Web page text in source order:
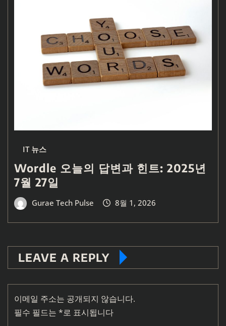
IT 뉴스
Wordle 오늘의 답변과 힌트: 2025년
7월 27일
Gurae Tech Pulse 8월 1, 2026
LEAVE A REPLY
이메일 주소는 공개되지 않습니다.
필수 필드는 *로 표시됩니다